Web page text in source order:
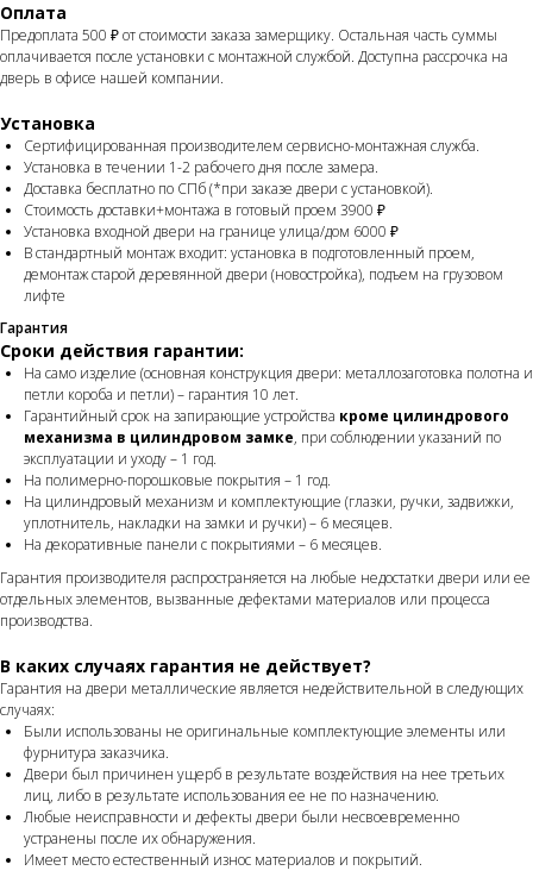
Оплата
Предоплата 500 ₽ от стоимости заказа замерщику. Остальная часть суммы
оплачивается после установки с монтажной службой. Доступна рассрочка на
дверь в офисе нашей компании.
Установка
Сертифицированная производителем сервисно-монтажная служба.
Установка в течении 1-2 рабочего дня после замера.
Доставка бесплатно по СПб (*при заказе двери с установкой).
Стоимость доставки+монтажа в готовый проем 3900 ₽
Установка входной двери на границе улица/дом 6000 ₽
В стандартный монтаж входит: установка в подготовленный проем,
демонтаж старой деревянной двери (новостройка), подъем на грузовом
лифте
Гарантия
Сроки действия гарантии:
На само изделие (основная конструкция двери: металлозаготовка полотна и
петли короба и петли) – гарантия 10 лет.
Гарантийный срок на запирающие устройства кроме цилиндрового
механизма в цилиндровом замке, при соблюдении указаний по
эксплуатации и уходу – 1 год.
На полимерно-порошковые покрытия – 1 год.
На цилиндровый механизм и комплектующие (глазки, ручки, задвижки,
уплотнитель, накладки на замки и ручки) – 6 месяцев.
На декоративные панели с покрытиями – 6 месяцев.
Гарантия производителя распространяется на любые недостатки двери или ее
отдельных элементов, вызванные дефектами материалов или процесса
производства.
В каких случаях гарантия не действует?
Гарантия на двери металлические является недействительной в следующих
случаях:
Были использованы не оригинальные комплектующие элементы или
фурнитура заказчика.
Двери был причинен ущерб в результате воздействия на нее третьих
лиц, либо в результате использования ее не по назначению.
Любые неисправности и дефекты двери были несвоевременно
устранены после их обнаружения.
Имеет место естественный износ материалов и покрытий.